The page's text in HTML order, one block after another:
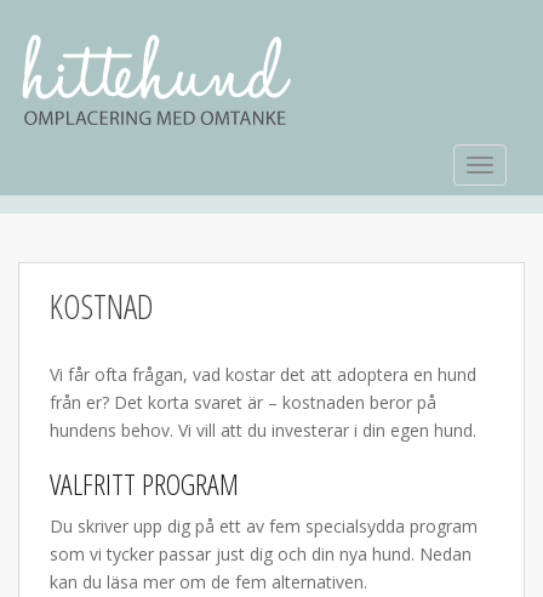
KOSTNAD
Vi får ofta frågan, vad kostar det att adoptera en hund
från er? Det korta svaret är – kostnaden beror på
hundens behov. Vi vill att du investerar i din egen hund.
VALFRITT PROGRAM
Du skriver upp dig på ett av fem specialsydda program
som vi tycker passar just dig och din nya hund. Nedan
kan du läsa mer om de fem alternativen.